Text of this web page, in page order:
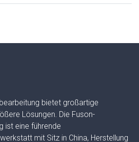
bietet großartige
Lösungen. Die Fuson-
ist eine führende
mit Sitz in China, Herstellung